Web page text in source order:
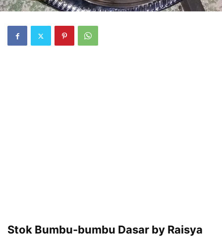
Stok Bumbu-bumbu Dasar by Raisya